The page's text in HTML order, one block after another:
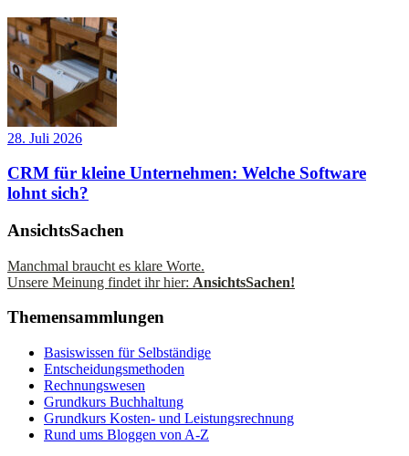
28. Juli 2026
CRM für kleine Unternehmen: Welche Software
lohnt sich?
AnsichtsSachen
Manchmal braucht es klare Worte.
Unsere Meinung findet ihr hier: AnsichtsSachen!
Themensammlungen
Basiswissen für Selbständige
Entscheidungsmethoden
Rechnungswesen
Grundkurs Buchhaltung
Grundkurs Kosten- und Leistungsrechnung
Rund ums Bloggen von A-Z